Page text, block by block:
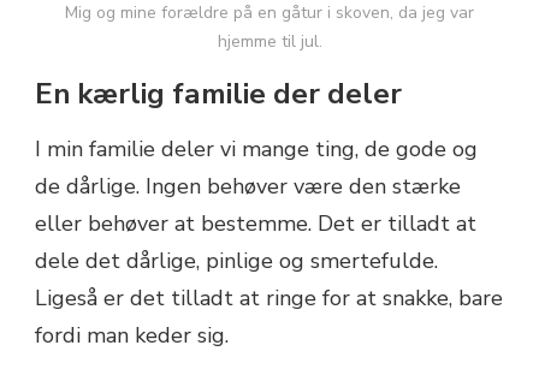
Mig og mine forældre på en gåtur i skoven, da jeg var
hjemme til jul.
En kærlig familie der deler
I min familie deler vi mange ting, de gode og
de dårlige. Ingen behøver være den stærke
eller behøver at bestemme. Det er tilladt at
dele det dårlige, pinlige og smertefulde.
Ligeså er det tilladt at ringe for at snakke, bare
fordi man keder sig.